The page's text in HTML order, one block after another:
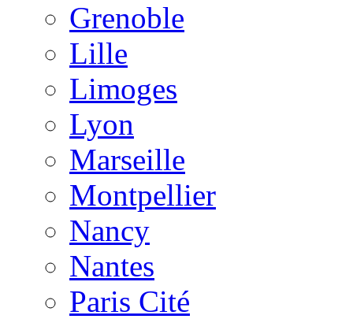
Grenoble
Lille
Limoges
Lyon
Marseille
Montpellier
Nancy
Nantes
Paris Cité